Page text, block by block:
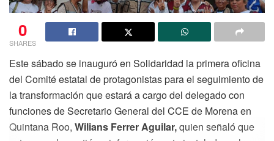
0
SHARES
Este sábado se inauguró en Solidaridad la primera oficina
del Comité estatal de protagonistas para el seguimiento de
la transformación que estará a cargo del delegado con
funciones de Secretario General del CCE de Morena en
Quintana Roo, Wilians Ferrer Aguilar,quien señaló que